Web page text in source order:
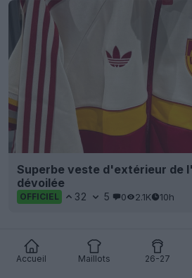
Accueil Maillots 26-27
Superbe veste d'extérieur de
dévoilée
OFFICIEL 32 5 0 2.1K 10h